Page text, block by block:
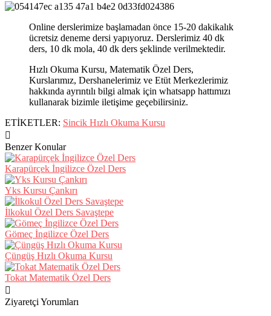
Online derslerimize başlamadan önce 15-20 dakikalık
ücretsiz deneme dersi yapıyoruz. Derslerimiz 40 dk
ders, 10 dk mola, 40 dk ders şeklinde verilmektedir.
Hızlı Okuma Kursu, Matematik Özel Ders,
Kurslarımız, Dershanelerimiz ve Etüt Merkezlerimiz
hakkında ayrıntılı bilgi almak için whatsapp hattımızı
kullanarak bizimle iletişime geçebilirsiniz.
ETİKETLER: Sincik Hızlı Okuma Kursu
Benzer Konular
Karapürçek İngilizce Özel Ders
Yks Kursu Çankırı
İlkokul Özel Ders Savaştepe
Gömeç İngilizce Özel Ders
Çüngüş Hızlı Okuma Kursu
Tokat Matematik Özel Ders
Ziyaretçi Yorumları